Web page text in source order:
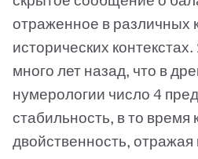
отраженное в различных
исторических
много лет назад, что в
нумерологии число 4
стабильность, в то время
двойственность,